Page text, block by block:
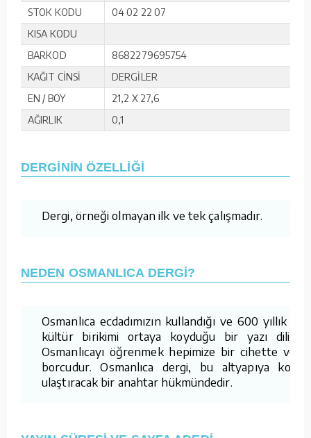
STOK KODU
04 02 22 07
KISA KODU
BARKOD
8682279695754
KAĞIT CİNSİ
DERGİLER
EN / BOY
21,2 X 27,6
AĞIRLIK
0,1
DERGİNİN ÖZELLİĞİ
Dergi, örneği olmayan ilk ve tek çalışmadır.
NEDEN OSMANLICA DERGİ?
Osmanlıca ecdadımızın kullandığı ve 600 yıllık bir
kültür birikimi ortaya koyduğu bir yazı dilidir.
Osmanlıcayı öğrenmek hepimize bir cihette vefa
borcudur. Osmanlıca dergi, bu altyapıya kolay
ulaştıracak bir anahtar hükmündedir.